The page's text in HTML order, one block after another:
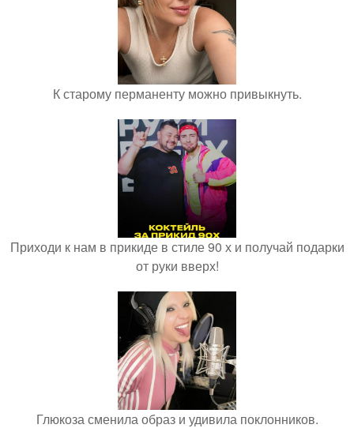
К старому перманенту можно привыкнуть.
Приходи к нам в прикиде в стиле 90 х и получай подарки
от руки вверх!
Глюкоза сменила образ и удивила поклонников.